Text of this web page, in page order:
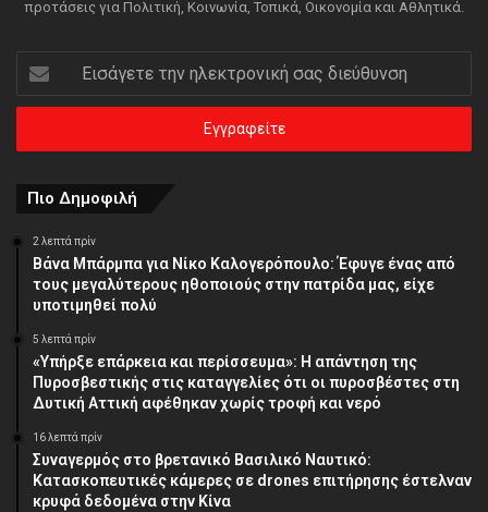
προτάσεις για Πολιτική, Κοινωνία, Τοπικά, Οικονομία και Αθλητικά.
Εισάγετε
την
ηλεκτρονική
διεύθυνση
Πιο Δημοφιλή
2 λεπτά πρίν
Βάνα Μπάρμπα για Νίκο Καλογερόπουλο: Έφυγε ένας από
τους μεγαλύτερους ηθοποιούς στην πατρίδα μας, είχε
υποτιμηθεί πολύ
5 λεπτά πρίν
«Υπήρξε επάρκεια και περίσσευμα»: Η απάντηση της
Πυροσβεστικής στις καταγγελίες ότι οι πυροσβέστες στη
Δυτική Αττική αφέθηκαν χωρίς τροφή και νερό
16 λεπτά πρίν
Συναγερμός στο βρετανικό Βασιλικό Ναυτικό:
Κατασκοπευτικές κάμερες σε drones επιτήρησης έστελναν
κρυφά δεδομένα στην Κίνα